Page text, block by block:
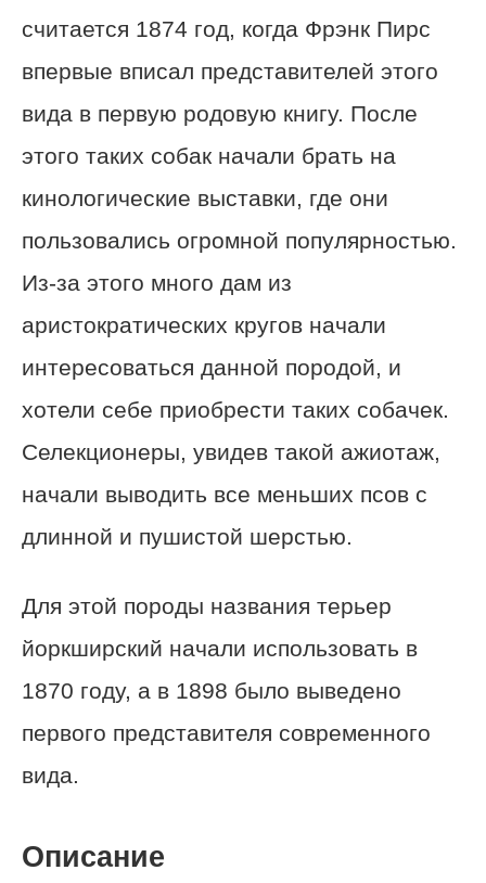
считается 1874 год, когда Фрэнк Пирс
впервые вписал представителей этого
вида в первую родовую книгу. После
этого таких собак начали брать на
кинологические выставки, где они
пользовались огромной популярностью.
Из-за этого много дам из
аристократических кругов начали
интересоваться данной породой, и
хотели себе приобрести таких собачек.
Селекционеры, увидев такой ажиотаж,
начали выводить все меньших псов с
длинной и пушистой шерстью.
Для этой породы названия терьер
йоркширский начали использовать в
1870 году, а в 1898 было выведено
первого представителя современного
вида.
Описание